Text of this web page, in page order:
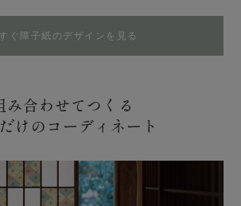
ぐ障子紙のデザインを見る
み合わせてつくる
けのコーディネート